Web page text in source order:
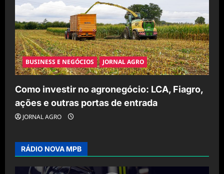
BUSINESS E NEGÓCIOS JORNAL AGRO
Como investir no agronegócio: LCA, Fiagro,
ações e outras portas de entrada
JORNAL AGRO
RÁDIO NOVA MPB